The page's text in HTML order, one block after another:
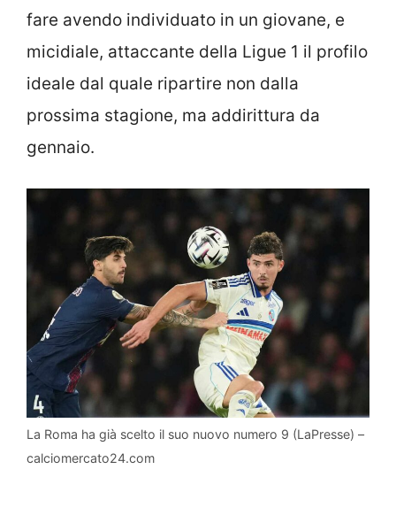
fare avendo individuato in un giovane, e
micidiale, attaccante della Ligue 1 il profilo
ideale dal quale ripartire non dalla
prossima stagione, ma addirittura da
gennaio.
La Roma ha già scelto il suo nuovo numero 9 (LaPresse) –
calciomercato24.com